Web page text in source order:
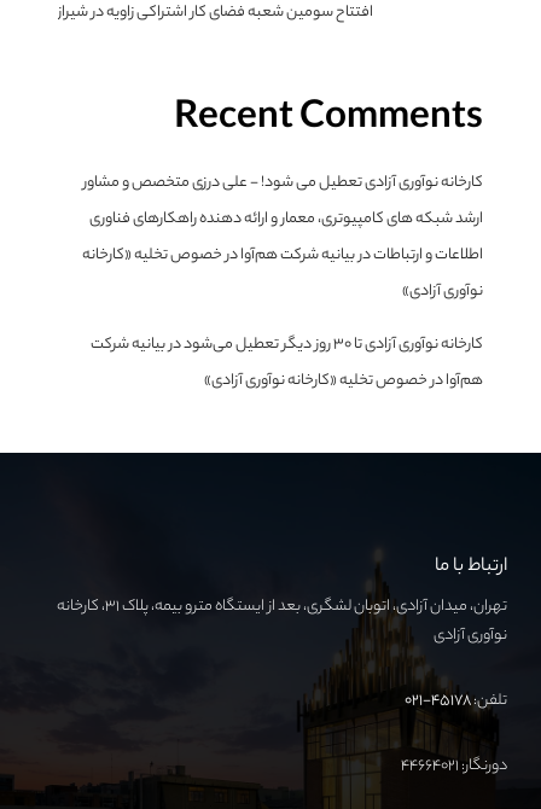
افتتاح سومین شعبه فضای کار اشتراکی زاویه در شیراز
Recent Comments
کارخانه نوآوری آزادی تعطیل می شود! - علی درزی متخصص و مشاور
ارشد شبکه های کامپیوتری، معمار و ارائه دهنده راهکارهای فناوری
اطلاعات و ارتباطاتدربیانیه شرکت هم‌آوا در خصوص تخلیه «کارخانه
نوآوری آزادی»
کارخانه نوآوری آزادی تا ۳۰ روز دیگر تعطیل می‌شود دربیانیه شرکت
هم‌آوا در خصوص تخلیه «کارخانه نوآوری آزادی»
ارتباط با ما
تهران، میدان آزادی، اتوبان لشگری، بعد از ایستگاه مترو بیمه، پلاک ۳۱، کارخانه
نوآوری آزادی
تلفن:۴۵۱۷۸-۰۲۱
دورنگار: ۴۴۶۶۴۰۲۱